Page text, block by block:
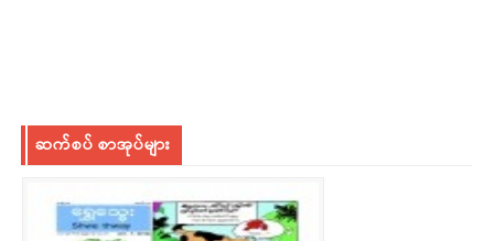
ဆက်စပ် စာအုပ်များ